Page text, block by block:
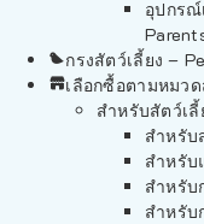
อุปกรณ์
กรงสัตว์เลี้ยง –
เลือกซื้อตามหมว
สำหรับสัตว์เ
สำหรับ
สำหรับ
สำหรับ
สำหรับ